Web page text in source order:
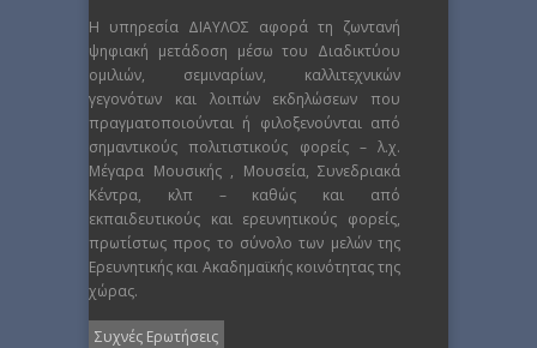
Η υπηρεσία ΔΙΑΥΛΟΣ αφορά τη ζωντανή
ψηφιακή μετάδοση μέσω του Διαδικτύου
ομιλιών, σεμιναρίων, καλλιτεχνικών
γεγονότων και λοιπών εκδηλώσεων που
πραγματοποιούνται ή φιλοξενούνται από
σημαντικούς πολιτιστικούς φορείς – λ.χ.
Μέγαρα Μουσικής , Μουσεία, Συνεδριακά
Κέντρα, κλπ – καθώς και από
εκπαιδευτικούς και ερευνητικούς φορείς,
πρωτίστως προς το σύνολο των μελών της
Ερευνητικής και Ακαδημαϊκής κοινότητας της
χώρας.
Συχνές Ερωτήσεις